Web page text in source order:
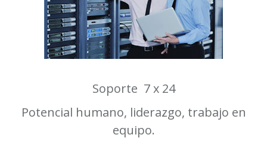
Soporte 7 x 24
Potencial humano, liderazgo, trabajo en
equipo.